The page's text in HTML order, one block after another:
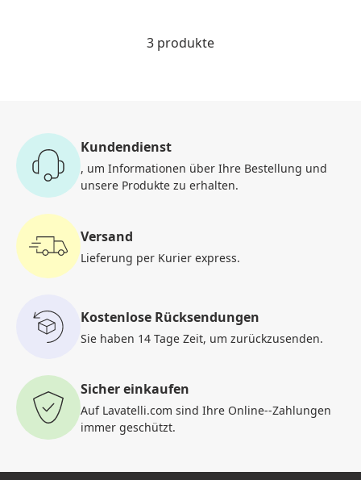
3 produkte
Kundendienst
, um Informationen über Ihre Bestellung und
unsere Produkte zu erhalten.
Versand
Lieferung per Kurier express.
Kostenlose Rücksendungen
Sie haben 14 Tage Zeit, um zurückzusenden.
Sicher einkaufen
Auf Lavatelli.com sind Ihre Online--Zahlungen
immer geschützt.